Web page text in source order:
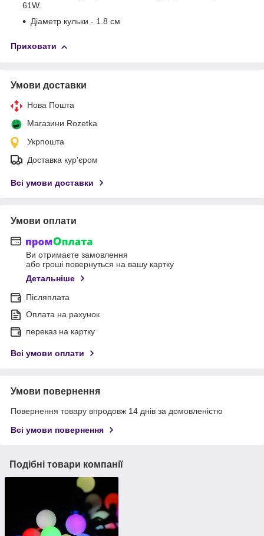
61W.
Діаметр кульки - 1.8 см
Приховати
Умови доставки
Нова Пошта
Магазини Rozetka
Укрпошта
Доставка кур'єром
Всі умови доставки
Умови оплати
Ви отримаєте замовлення
або гроші повернуться на вашу картку
Детальніше
Післяплата
Оплата на рахунок
переказ на картку
Всі умови оплати
Умови повернення
Повернення товару впродовж 14 днів за домовленістю
Всі умови повернення
Подібні товари компанії